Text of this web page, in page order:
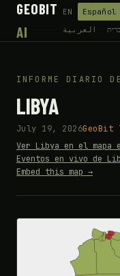
GEOBIT
AI
EN Español
العربية
INFORME DIARIO
LIBYA
July 19, 2026GeoBit
Ver Libya en el
Eventos en vivo de
Embed this map →